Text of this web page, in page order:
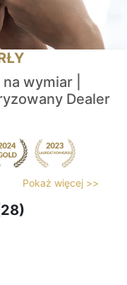
wymiar |
Dealer
Pokaż więcej >>